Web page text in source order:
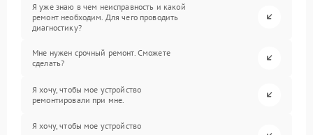
Я уже знаю в чем неисправность и какой
ремонт необходим. Для чего проводить
диагностику?
Мне нужен срочный ремонт. Сможете
сделать?
Я хочу, чтобы мое устройство
ремонтировали при мне.
Я хочу, чтобы мое устройство